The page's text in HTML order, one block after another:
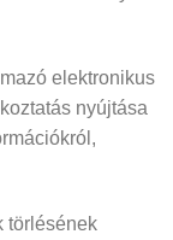
elektronikus
nyújtása
törlésének